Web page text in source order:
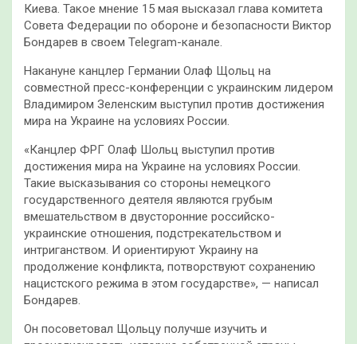
Киева. Такое мнение 15 мая высказал глава комитета
Совета Федерации по обороне и безопасности Виктор
Бондарев в своем Telegram-канале.
Накануне канцлер Германии Олаф Щольц на
совместной пресс-конференции с украинским лидером
Владимиром Зеленским выступил против достижения
мира на Украине на условиях России.
«Канцлер ФРГ Олаф Шольц выступил против
достижения мира на Украине на условиях России.
Такие высказывания со стороны немецкого
государственного деятеля являются грубым
вмешательством в двусторонние российско-
украинские отношения, подстрекательством и
интриганством. И ориентируют Украину на
продолжение конфликта, потворствуют сохранению
нацистского режима в этом государстве», — написал
Бондарев.
Он посоветовал Щольцу получше изучить и